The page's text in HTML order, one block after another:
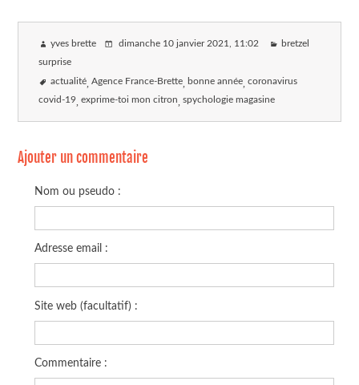
yves brette dimanche 10 janvier 2021, 11:02 bretzel
surprise
actualité Agence France-Brette bonne année coronavirus
covid-19 exprime-toi mon citron spychologie magasine
Ajouter un commentaire
Nom ou pseudo :
Adresse email :
Site web (facultatif) :
Commentaire :